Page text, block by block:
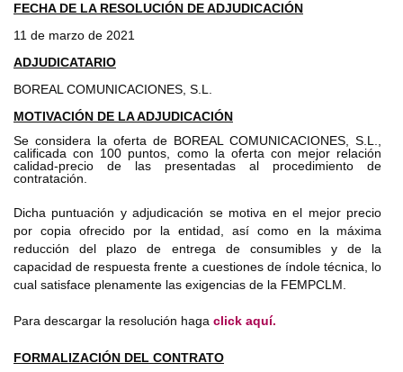
FECHA DE LA RESOLUCIÓN DE ADJUDICACIÓN
11 de marzo de 2021
ADJUDICATARIO
BOREAL COMUNICACIONES, S.L.
MOTIVACIÓN DE LA ADJUDICACIÓN
Se considera la oferta de BOREAL COMUNICACIONES, S.L.,
calificada con 100 puntos, como la oferta con mejor relación
calidad-precio de las presentadas al procedimiento de
contratación.
Dicha puntuación y adjudicación se motiva en el mejor precio
por copia ofrecido por la entidad, así como en la máxima
reducción del plazo de entrega de consumibles y de la
capacidad de respuesta frente a cuestiones de índole técnica, lo
cual satisface plenamente las exigencias de la FEMPCLM.
Para descargar la resolución haga click aquí.
FORMALIZACIÓN DEL CONTRATO